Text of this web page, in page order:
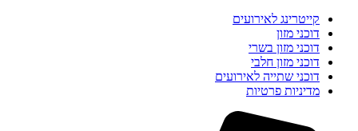
קייטרינג לאירועים
דוכני מזון
דוכני מזון בשרי
דוכני מזון חלבי
דוכני שתייה לאירועים
מדיניות פרטיות